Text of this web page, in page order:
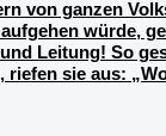
von ganzen
würde,
Leitung! So
riefen sie aus: